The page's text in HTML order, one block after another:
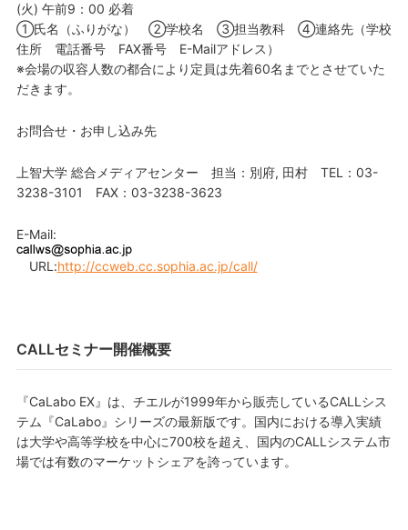
(火) 午前9：00 必着
①氏名（ふりがな） ②学校名 ③担当教科 ④連絡先（学校
住所 電話番号 FAX番号 E-Mailアドレス）
※会場の収容人数の都合により定員は先着60名までとさせていた
だきます。
お問合せ・お申し込み先
上智大学 総合メディアセンター 担当：別府, 田村 TEL：03-
3238-3101 FAX：03-3238-3623
E-Mail:
URL:http://ccweb.cc.sophia.ac.jp/call/
CALLセミナー開催概要
『CaLabo EX』は、チエルが1999年から販売しているCALLシス
テム『CaLabo』シリーズの最新版です。国内における導入実績
は大学や高等学校を中心に700校を超え、国内のCALLシステム市
場では有数のマーケットシェアを誇っています。